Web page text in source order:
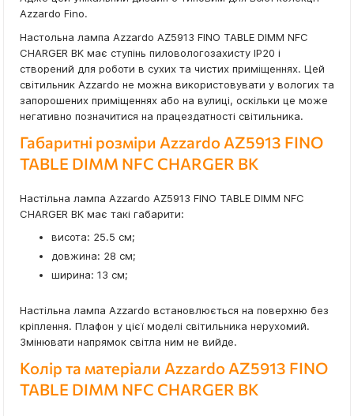
Azzardo Fino.
Настольна лампа Azzardo AZ5913 FINO TABLE DIMM NFC
CHARGER BK має ступінь пиловологозахисту IP20 і
створений для роботи в сухих та чистих приміщеннях. Цей
світильник Azzardo не можна використовувати у вологих та
запорошених приміщеннях або на вулиці, оскільки це може
негативно позначитися на працездатності світильника.
Габаритні розміри Azzardo AZ5913 FINO
TABLE DIMM NFC CHARGER BK
Настільна лампа Azzardo AZ5913 FINO TABLE DIMM NFC
CHARGER BK має такі габарити:
висота: 25.5 см;
довжина: 28 см;
ширина: 13 см;
Настільна лампа Azzardo встановлюється на поверхню без
кріплення. Плафон у цієї моделі світильника нерухомий.
Змінювати напрямок світла ним не вийде.
Колір та матеріали Azzardo AZ5913 FINO
TABLE DIMM NFC CHARGER BK